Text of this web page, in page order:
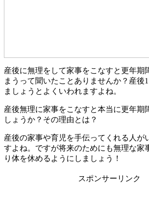
産後に無理をして家事をこなすと更年期
まうって聞いたことありませんか？産後
ましょうとよくいわれますよね。
産後無理に家事をこなすと本当に更年期
しょうか？その理由とは？
産後の家事や育児を手伝ってくれる人が
すよね。ですが将来のためにも無理な家
り体を休めるようにしましょう！
スポンサーリンク